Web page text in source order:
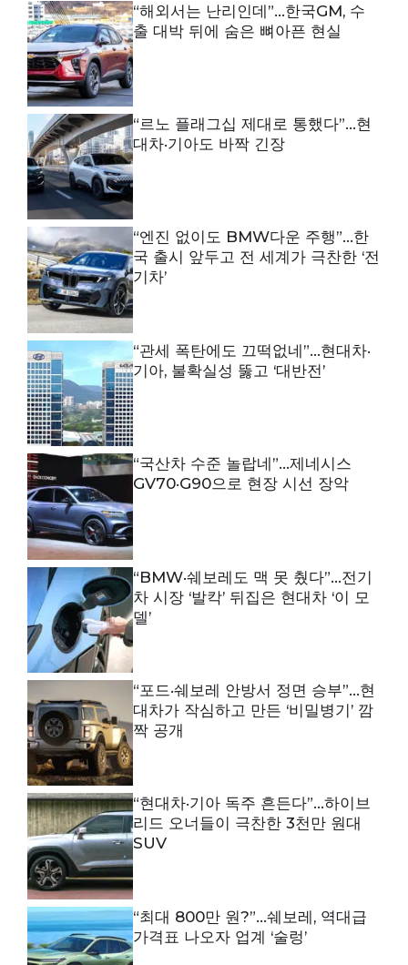
“해외서는 난리인데”…한국GM, 수
출 대박 뒤에 숨은 뼈아픈 현실
“르노 플래그십 제대로 통했다”…현
대차·기아도 바짝 긴장
“엔진 없이도 BMW다운 주행”…한
국 출시 앞두고 전 세계가 극찬한 ‘전
기차’
“관세 폭탄에도 끄떡없네”…현대차·
기아, 불확실성 뚫고 ‘대반전’
“국산차 수준 놀랍네”…제네시스
GV70·G90으로 현장 시선 장악
“BMW·쉐보레도 맥 못 췄다”…전기
차 시장 ‘발칵’ 뒤집은 현대차 ‘이 모
델’
“포드·쉐보레 안방서 정면 승부”…현
대차가 작심하고 만든 ‘비밀병기’ 깜
짝 공개
“현대차·기아 독주 흔든다”…하이브
리드 오너들이 극찬한 3천만 원대
SUV
“최대 800만 원?”…쉐보레, 역대급
가격표 나오자 업계 ‘술렁’